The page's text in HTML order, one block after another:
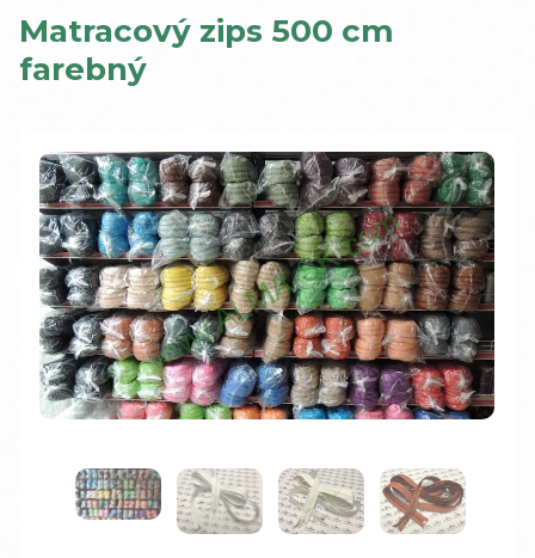
Matracový zips 500 cm
farebný